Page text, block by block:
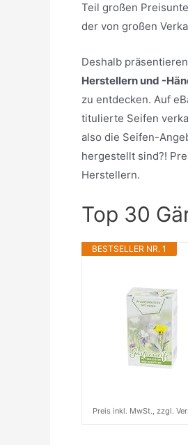
Teil großen
der von großen
Deshalb
Herstellern und -
zu entdecken. Auf
titulierte Seifen
also die Seifen-
hergestellt sind?!
Herstellern.
Top 30
BESTSELLER NR. 1
Preis inkl. MwSt., zzgl.